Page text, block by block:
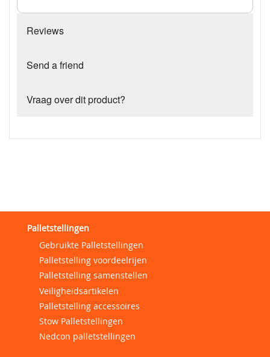
Reviews
Send a friend
Vraag over dit product?
Palletstellingen
Gebruikte Palletstellingen
Palletstelling voordeelrijen
Palletstelling samenstellen
Veiligheidsartikelen
Palletstelling accessoires
Stow Palletstellingen
Nedcon palletstellingen